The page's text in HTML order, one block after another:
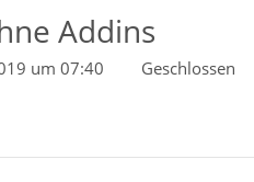
Addins
um 07:40 Geschlossen